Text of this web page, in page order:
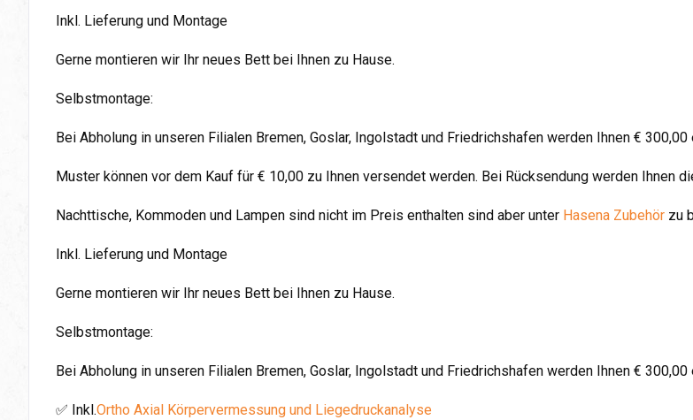
Inkl. Lieferung und Montage
Gerne montieren wir Ihr neues Bett bei Ihnen zu Hause.
Selbstmontage:
Bei Abholung in unseren Filialen Bremen, Goslar, Ingolstadt und Friedrichshafen werden Ihnen €
Muster können vor dem Kauf für € 10,00 zu Ihnen versendet werden. Bei Rücksendung werden Ihnen
Nachttische, Kommoden und Lampen sind nicht im Preis enthalten sind aber unter Hasena Zubehör zu
Inkl. Lieferung und Montage
Gerne montieren wir Ihr neues Bett bei Ihnen zu Hause.
Selbstmontage:
Bei Abholung in unseren Filialen Bremen, Goslar, Ingolstadt und Friedrichshafen werden Ihnen €
✅ Inkl.Ortho Axial Körpervermessung und Liegedruckanalyse